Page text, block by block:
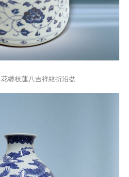
纏枝蓮八吉祥紋折沿盆